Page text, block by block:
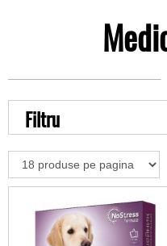
Filtru